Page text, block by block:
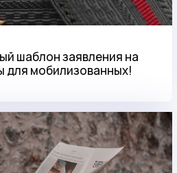
шаблон заявления на
для мобилизованных!